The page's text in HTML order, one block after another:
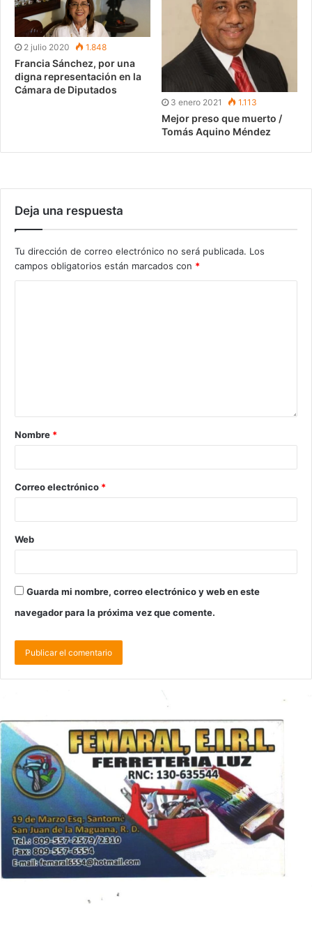
2 julio 2020 1.848
Francia Sánchez, por una
digna representación en la
Cámara de Diputados
3 enero 2021 1.113
Mejor preso que muerto /
Tomás Aquino Méndez
Deja una respuesta
Tu dirección de correo electrónico no será publicada. Los
campos obligatorios están marcados con *
Nombre *
Correo electrónico *
Web
Guarda mi nombre, correo electrónico y web en este
navegador para la próxima vez que comente.